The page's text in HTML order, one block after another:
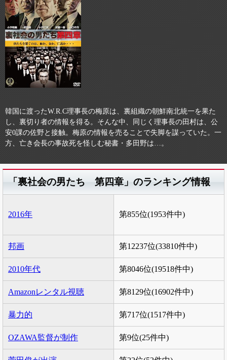
韓国に渡ったW.R.C理事長の梅原は、裏組織の朝鮮南北統一を果た
し、裏切り者の情報を得る。そんな中、同じく理事長の田村は、公
安0課の佐野と接触。梅原の情報を売ることで失脚を謀っていた。一
方、亡き会長の事故死を怪しむ秘書・多田野は…。
「裏社会の男たち 第四章」のランキング情報
2016年 第855位(1953件中)
邦画 第12237位(33810件中)
2010年代 第8046位(19518件中)
Amazonレンタル視聴 第8129位(16902件中)
暴力的 第717位(1517件中)
OZAWA監督が制作 第9位(25件中)